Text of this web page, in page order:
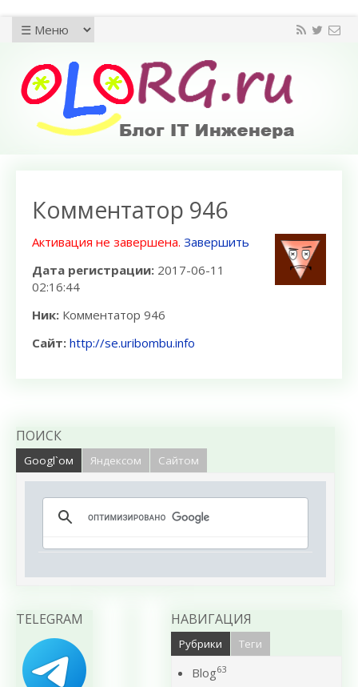
Комментатор 946
Активация не завершена. Завершить
Дата регистрации: 2017-06-11
02:16:44
Ник: Комментатор 946
Сайт: http://se.uribombu.info
ПОИСК
Googl`ом Яндексом Сайтом
TELEGRAM НАВИГАЦИЯ
Рубрики Теги
Blog63